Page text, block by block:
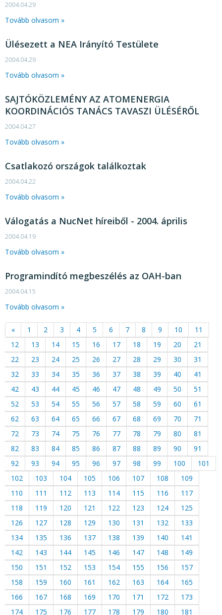
2004.04.29
Tovább olvasom »
Ülésezett a NEA Irányító Testülete
2004.04.29
Tovább olvasom »
SAJTÓKÖZLEMÉNY AZ ATOMENERGIA
KOORDINÁCIÓS TANÁCS TAVASZI ÜLÉSÉRŐL
2004.04.27
Tovább olvasom »
Csatlakozó országok találkoztak
2004.04.22
Tovább olvasom »
Válogatás a NucNet híreiből - 2004. április
2004.04.19
Tovább olvasom »
Programindító megbeszélés az OAH-ban
2004.04.15
Tovább olvasom »
« 1 2 3 4 5 6 7 8 9 10
11
12
13 14 15 16 17 18 19 20
21
22
23 24 25 26 27 28 29 30
31
32
33 34 35 36 37 38 39 40
41
42
43 44 45 46 47 48 49 50
51
52
53 54 55 56 57 58 59 60
61
62
63 64 65 66 67 68 69 70
71
72
73 74 75 76 77 78 79 80
81
82
83 84 85 86 87 88 89 90
91
92
93 94 95 96 97 98 99 100
101
102
103 104 105 106 107 108
109
110
111 112 113 114 115 116
117
118
119 120 121 122 123 124
125
126
127 128 129 130 131 132
133
134
135 136 137 138 139 140
141
142
143 144 145 146 147 148
149
150
151 152 153 154 155 156
157
158
159 160 161 162 163 164
165
166
167 168 169 170 171 172
173
174
175 176 177 178 179 180 181